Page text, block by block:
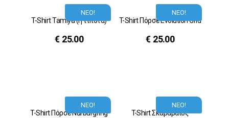
ΝΕΟ!
T-Shirt Tamiya (ή τίποτα)
€ 25.00
ΝΕΟ!
T-Shirt Πόρσε Evolution Grid
€ 25.00
ΝΕΟ!
T-Shirt Πόρσε Nurburgring
ΝΕΟ!
T-Shirt Σκαραβαίος